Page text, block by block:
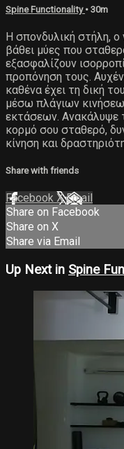
Spine Functionality • 30m
Η σπονδυλική στήλη, ο
βάθει μύες που
εξασφαλίζουν
προπόνηση τους.
καθένα έχει τη δική
μέσω πλάγιων
εκτάσεων. Ανακάλυψε
κορμό σου σταθερό,
κίνηση και
Share with friends
Facebook XEmail
Share on Facebook
Share on X
Share via Email
Up Next in Spine